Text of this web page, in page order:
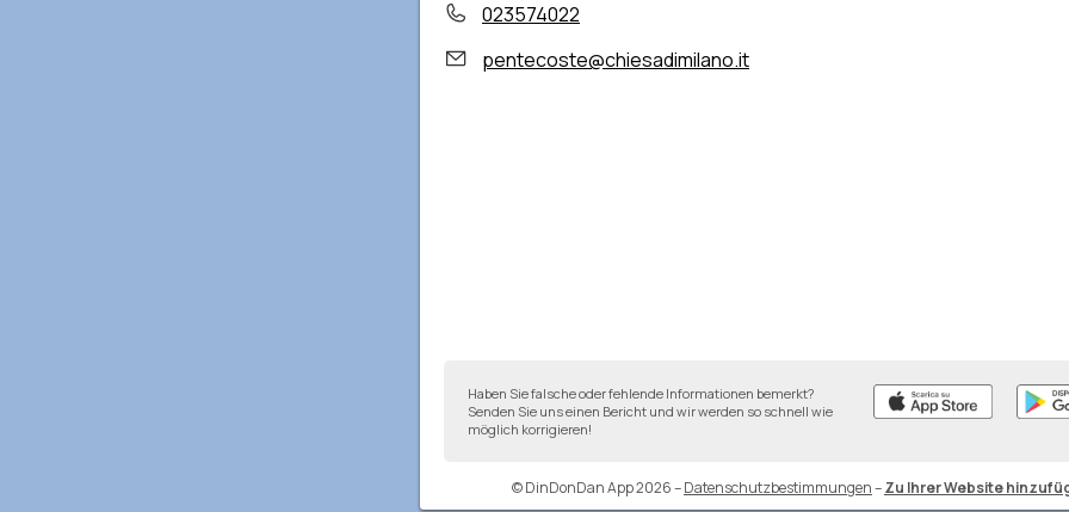
023574022
pentecoste@chiesadimilano.it
Haben Sie falsche oder fehlende Informationen bemerkt?
Senden Sie uns einen Bericht und wir werden so schnell wie
möglich korrigieren!
© DinDonDan App 2026–Datenschutzbestimmungen–Zu Ihrer Website